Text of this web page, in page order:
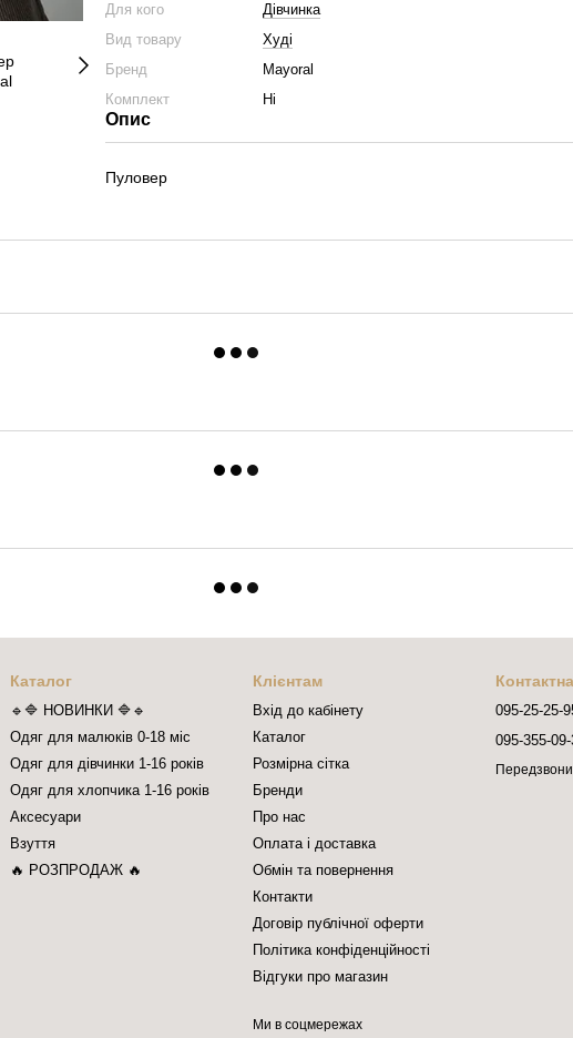
Для кого
Дівчинка
Вид товару
Худі
Бренд
Mayoral
Комплект
Ні
Опис
Пуловер
Каталог
🔹🔷 НОВИНКИ 🔷🔹
Одяг для малюків 0-18 міс
Одяг для дівчинки 1-16 років
Одяг для хлопчика 1-16 років
Аксесуари
Взуття
🔥 РОЗПРОДАЖ 🔥
Клієнтам
Вхід до кабінету
Каталог
Розмірна сітка
Бренди
Про нас
Оплата і доставка
Обмін та повернення
Контакти
Договір публічної оферти
Політика конфіденційності
Відгуки про магазин
Ми в соцмережах
095-25-25-
095-355-